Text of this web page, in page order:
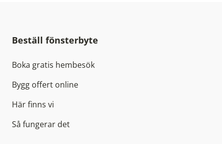
Beställ fönsterbyte
Boka gratis hembesök
Bygg offert online
Här finns vi
Så fungerar det